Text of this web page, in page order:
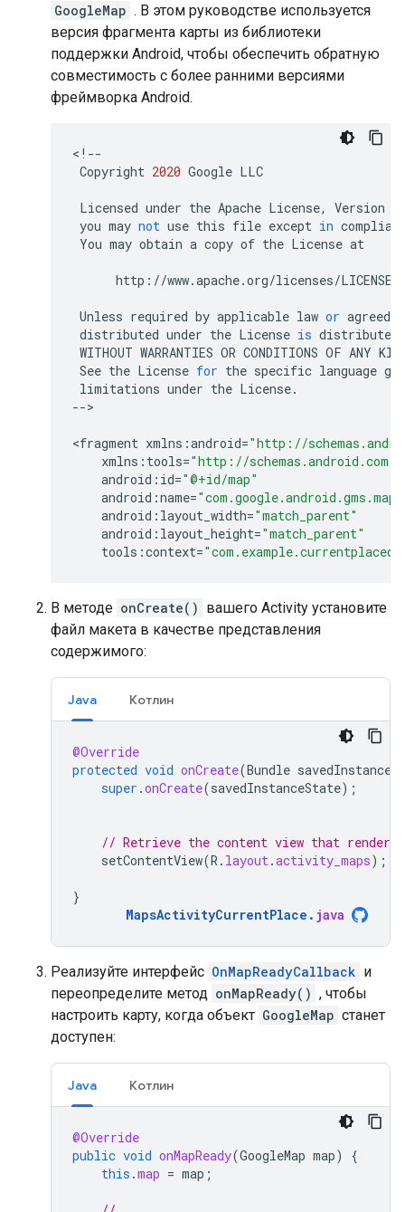
GoogleMap . В этом руководстве используется
версия фрагмента карты из библиотеки
поддержки Android, чтобы обеспечить обратную
совместимость с более ранними версиями
фреймворка Android.
< !--
Copyright 2020 Google LLC
Licensed under the Apache License, Version
you may not use this file except in
You may obtain a copy of the License at
http : //www.apache.org/licenses/LICENSE
Unless required by applicable law or agreed
distributed under the License is distributed
WITHOUT WARRANTIES OR CONDITIONS OF ANY
See the License for the specific language
limitations under the License.
-->
<fragment xmlns :android="http://
xmlns : tools="http://schemas.android.com/
android : id="@+id/map"
android :name=
android : layout_width="match_parent"
android : layout_height="match_parent"
tools :context=
В методе onCreate() вашего Activity установите
файл макета в качестве представления
содержимого:
Java Котлин
@Override
protected void onCreate(Bundle
super .onCreate(savedInstanceState);
// Retrieve the content view that renders
setContentView(R . layout .activity_maps);
}
MapsActivityCurrentPlace . java
Реализуйте интерфейс OnMapReadyCallback и
переопределите метод onMapReady() , чтобы
настроить карту, когда объект GoogleMap станет
доступен:
Java Котлин
@Override
public void onMapReady(GoogleMap map)
{
this .map = map ;